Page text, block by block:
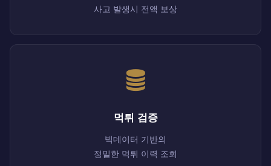
사고 발생시 전액 보상
먹튀 검증
빅데이터 기반의
정밀한 먹튀 이력 조회